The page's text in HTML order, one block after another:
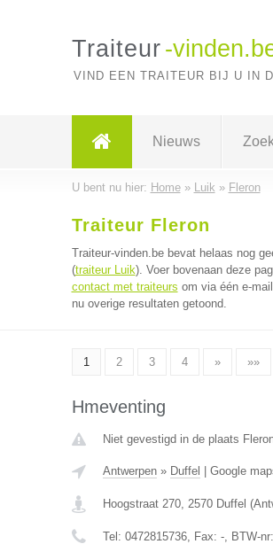
Traiteur -
VIND EEN TRAITEUR BIJ U IN
Nieuws
U bent nu hier: Home» Luik » Fleron
Traiteur Fleron
Traiteur-vinden.be bevat helaas nog
(traiteur Luik). Voer bovenaan deze
contact met traiteurs om via één e-
nu overige resultaten getoond.
1 2 3 4 » »»
Hmeventing
Niet gevestigd in de plaats
Antwerpen» Duffel Google
Hoogstraat 270, 2570 Duffel (
Tel: 0472815736, Fax: -, BTW-nr: